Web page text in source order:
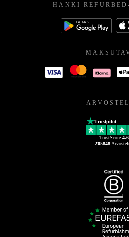
HANKI
Trustpilot
TrustScore 4.6
205848